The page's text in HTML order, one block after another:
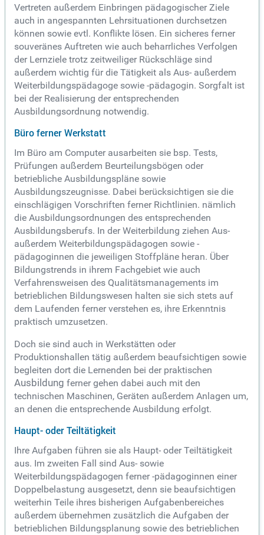
Vertreten außerdem Einbringen pädagogischer Ziele
auch in angespannten Lehrsituationen durchsetzen
können sowie evtl. Konflikte lösen. Ein sicheres ferner
souveränes Auftreten wie auch beharrliches Verfolgen
der Lernziele trotz zeitweiliger Rückschläge sind
außerdem wichtig für die Tätigkeit als Aus- außerdem
Weiterbildungspädagoge sowie -pädagogin. Sorgfalt ist
bei der Realisierung der entsprechenden
Ausbildungsordnung notwendig.
Büro ferner Werkstatt
Im Büro am Computer ausarbeiten sie bsp. Tests,
Prüfungen außerdem Beurteilungsbögen oder
betriebliche Ausbildungspläne sowie
Ausbildungszeugnisse. Dabei berücksichtigen sie die
einschlägigen Vorschriften ferner Richtlinien. nämlich
die Ausbildungsordnungen des entsprechenden
Ausbildungsberufs. In der Weiterbildung ziehen Aus-
außerdem Weiterbildungspädagogen sowie -
pädagoginnen die jeweiligen Stoffpläne heran. Über
Bildungstrends in ihrem Fachgebiet wie auch
Verfahrensweisen des Qualitätsmanagements im
betrieblichen Bildungswesen halten sie sich stets auf
dem Laufenden ferner verstehen es, ihre Erkenntnis
praktisch umzusetzen.
Doch sie sind auch in Werkstätten oder
Produktionshallen tätig außerdem beaufsichtigen sowie
begleiten dort die Lernenden bei der praktischen
Ausbildung ferner gehen dabei auch mit den
technischen Maschinen, Geräten außerdem Anlagen um,
an denen die entsprechende Ausbildung erfolgt.
Haupt- oder Teiltätigkeit
Ihre Aufgaben führen sie als Haupt- oder Teiltätigkeit
aus. Im zweiten Fall sind Aus- sowie
Weiterbildungspädagogen ferner -pädagoginnen einer
Doppelbelastung ausgesetzt, denn sie beaufsichtigen
weiterhin Teile ihres bisherigen Aufgabenbereiches
außerdem übernehmen zusätzlich die Aufgaben der
betrieblichen Bildungsplanung sowie des betrieblichen